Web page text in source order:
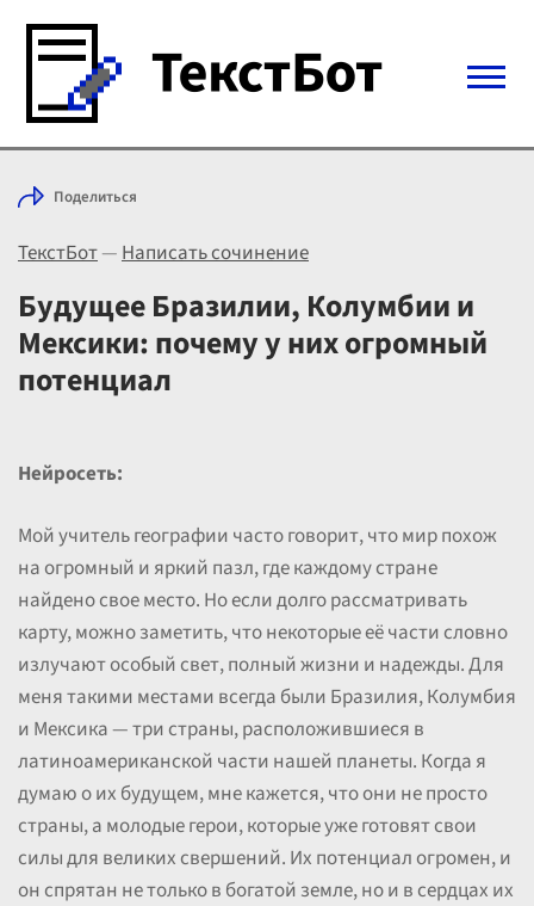
Войти с Telegram
Выбрать режим
Цены
Поделиться
ТекстБот—Написать сочинение
Будущее Бразилии, Колумбии и
Мексики: почему у них огромный
потенциал
Нейросеть:
Мой учитель географии часто говорит, что мир похож
на огромный и яркий пазл, где каждому стране
найдено свое место. Но если долго рассматривать
карту, можно заметить, что некоторые её части словно
излучают особый свет, полный жизни и надежды. Для
меня такими местами всегда были Бразилия, Колумбия
и Мексика — три страны, расположившиеся в
латиноамериканской части нашей планеты. Когда я
думаю о их будущем, мне кажется, что они не просто
страны, а молодые герои, которые уже готовят свои
силы для великих свершений. Их потенциал огромен, и
он спрятан не только в богатой земле, но и в сердцах их